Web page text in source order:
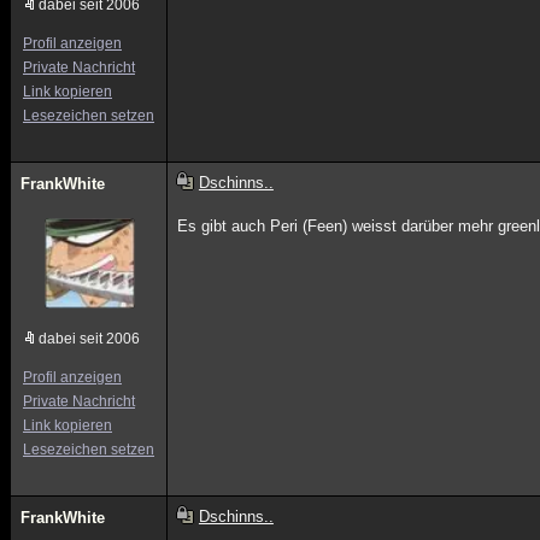
dabei seit 2006
Profil anzeigen
Private Nachricht
Link kopieren
Lesezeichen setzen
FrankWhite
dabei seit 2006
Profil anzeigen
Private Nachricht
Link kopieren
Lesezeichen setzen
Dschinns..
Es gibt auch Peri (Feen) weisst darüber mehr
FrankWhite Dschinns..